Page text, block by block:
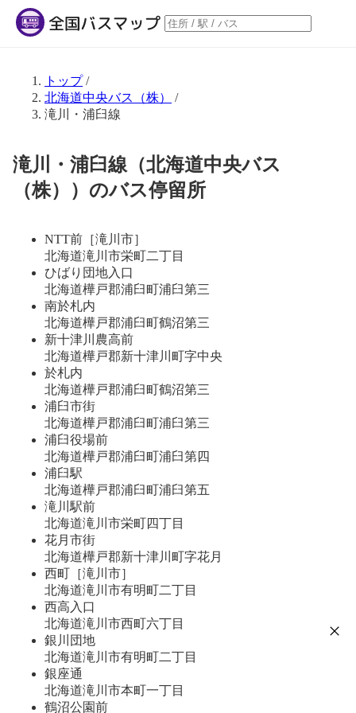
トップ/
北海道中央バス（株）
/
滝川・浦臼線
滝川・浦臼線（北海道中央バス
（株））のバス停留所
NTT前［滝川市］
北海道滝川市栄町二丁目
ひばり団地入口
北海道樺戸郡浦臼町浦臼第三
南於札内
北海道樺戸郡浦臼町鶴沼第三
新十津川農高前
北海道樺戸郡新十津川町字中央
於札内
北海道樺戸郡浦臼町鶴沼第三
浦臼市街
北海道樺戸郡浦臼町浦臼第三
浦臼役場前
北海道樺戸郡浦臼町浦臼第四
浦臼駅
北海道樺戸郡浦臼町浦臼第五
滝川駅前
北海道滝川市栄町四丁目
花月市街
北海道樺戸郡新十津川町字花月
西町［滝川市］
北海道滝川市有明町二丁目
西高入口
北海道滝川市西町六丁目
銀川団地
北海道滝川市有明町二丁目
銀座通
北海道滝川市本町一丁目
鶴沼公園前